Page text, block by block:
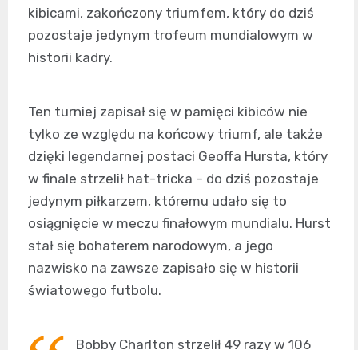
kibicami, zakończony triumfem, który do dziś
pozostaje jedynym trofeum mundialowym w
historii kadry.
Ten turniej zapisał się w pamięci kibiców nie
tylko ze względu na końcowy triumf, ale także
dzięki legendarnej postaci Geoffa Hursta, który
w finale strzelił hat-tricka – do dziś pozostaje
jedynym piłkarzem, któremu udało się to
osiągnięcie w meczu finałowym mundialu. Hurst
stał się bohaterem narodowym, a jego
nazwisko na zawsze zapisało się w historii
światowego futbolu.
Bobby Charlton strzelił 49 razy w 106